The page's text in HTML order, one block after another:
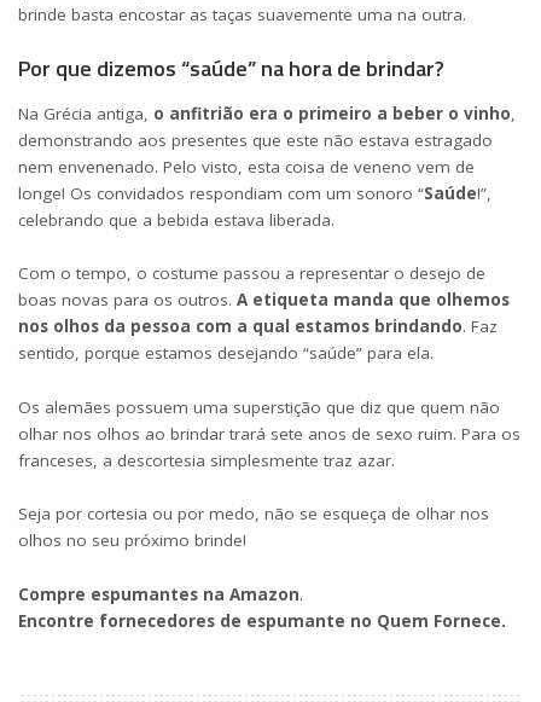
brinde basta encostar as taças suavemente uma na outra.
Por que dizemos “saúde” na hora de brindar?
Na Grécia antiga, o anfitrião era o primeiro a beber o vinho,
demonstrando aos presentes que este não estava estragado
nem envenenado. Pelo visto, esta coisa de veneno vem de
longe! Os convidados respondiam com um sonoro “Saúde!”,
celebrando que a bebida estava liberada.
Com o tempo, o costume passou a representar o desejo de
boas novas para os outros. A etiqueta manda que olhemos
nos olhos da pessoa com a qual estamos brindando. Faz
sentido, porque estamos desejando “saúde” para ela.
Os alemães possuem uma superstição que diz que quem não
olhar nos olhos ao brindar trará sete anos de sexo ruim. Para os
franceses, a descortesia simplesmente traz azar.
Seja por cortesia ou por medo, não se esqueça de olhar nos
olhos no seu próximo brinde!
Compre espumantes na Amazon.
Encontre fornecedores de espumante no Quem Fornece.